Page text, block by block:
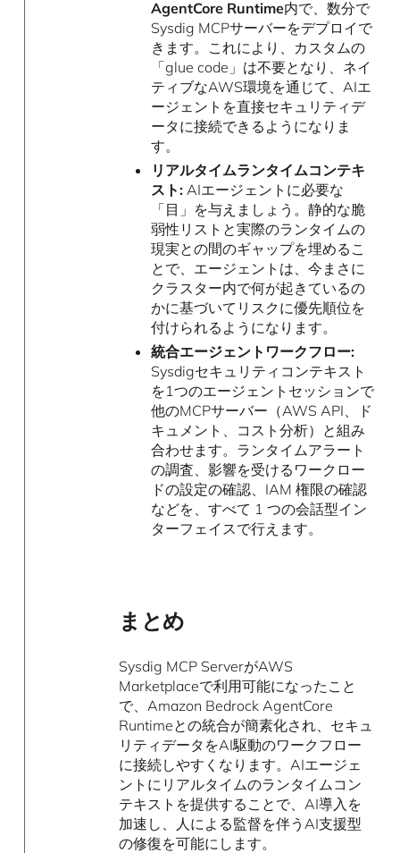
AgentCore Runtime内で、数分で
Sysdig MCPサーバーをデプロイで
きます。これにより、カスタムの
「glue code」は不要となり、ネイ
ティブなAWS環境を通じて、AIエ
ージェントを直接セキュリティデ
ータに接続できるようになりま
す。
リアルタイムランタイムコンテキ
スト:AIエージェントに必要な
「目」を与えましょう。静的な脆
弱性リストと実際のランタイムの
現実との間のギャップを埋めるこ
とで、エージェントは、今まさに
クラスター内で何が起きているの
かに基づいてリスクに優先順位を
付けられるようになります。
統合エージェントワークフロー:
Sysdigセキュリティコンテキスト
を1つのエージェントセッションで
他のMCPサーバー（AWS API、ド
キュメント、コスト分析）と組み
合わせます。ランタイムアラート
の調査、影響を受けるワークロー
ドの設定の確認、IAM 権限の確認
などを、すべて 1 つの会話型イン
ターフェイスで行えます。
まとめ
Sysdig MCP ServerがAWS
Marketplaceで利用可能になったこと
で、Amazon Bedrock AgentCore
Runtimeとの統合が簡素化され、セキュ
リティデータをAI駆動のワークフロー
に接続しやすくなります。AIエージェ
ントにリアルタイムのランタイムコン
テキストを提供することで、AI導入を
加速し、人による監督を伴うAI支援型
の修復を可能にします。